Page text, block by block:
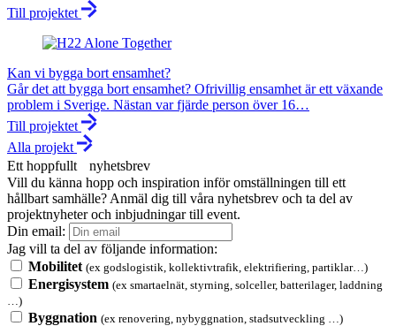
Till projektet
Kan vi bygga bort ensamhet?
Går det att bygga bort ensamhet? Ofrivillig ensamhet är ett växande
problem i Sverige. Nästan var fjärde person över 16…
Till projektet
Alla projekt
Ett hoppfullt nyhetsbrev
Vill du känna hopp och inspiration inför omställningen till ett
hållbart samhälle? Anmäl dig till våra nyhetsbrev och ta del av
projektnyheter och inbjudningar till event.
Din email:
Jag vill ta del av följande information:
Mobilitet (ex godslogistik, kollektivtrafik, elektrifiering, partiklar…)
Energisystem (ex smartaelnät, styrning, solceller, batterilager, laddning
…)
Byggnation (ex renovering, nybyggnation, stadsutveckling …)